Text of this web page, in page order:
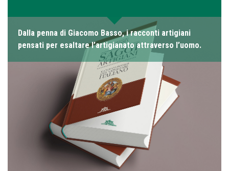
Dalla penna di Giacomo Basso, i racconti artigiani
pensati per esaltare l’artigianato attraverso l’uomo.